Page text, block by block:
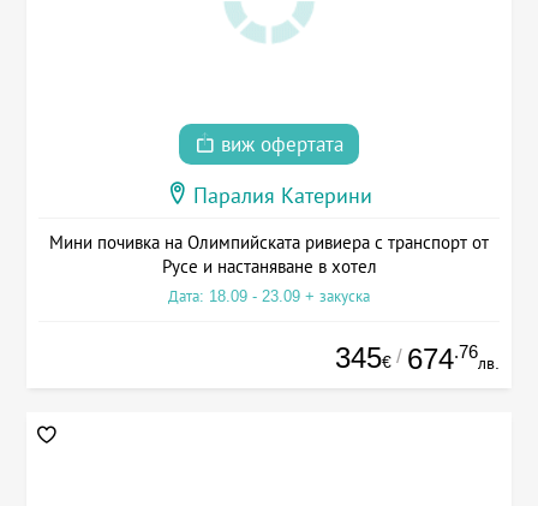
виж офертата
Паралия Катерини
Мини почивка на Олимпийската ривиера с транспорт от
Русе и настаняване в хотел
Дата: 18.09 - 23.09 + закуска
345€ / 674.76
лв.